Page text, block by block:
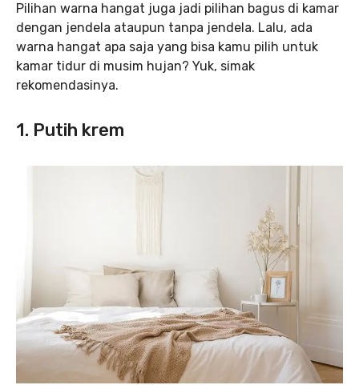
Pilihan warna hangat juga jadi pilihan bagus di kamar
dengan jendela ataupun tanpa jendela. Lalu, ada
warna hangat apa saja yang bisa kamu pilih untuk
kamar tidur di musim hujan? Yuk, simak
rekomendasinya.
1. Putih krem